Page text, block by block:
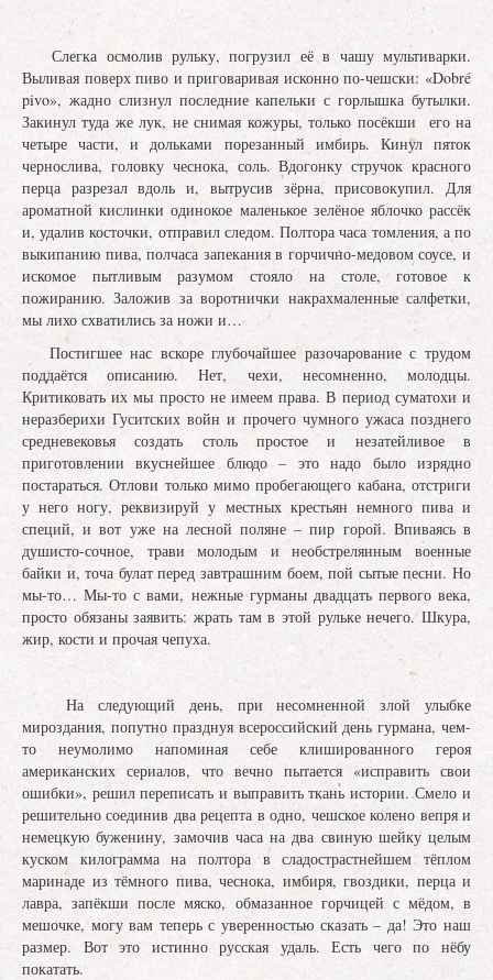
Слегка осмолив рульку, погрузил её в чашу мультиварки.
Выливая поверх пиво и приговаривая исконно по-чешски: «Dobré
pivo», жадно слизнул последние капельки с горлышка бутылки.
Закинул туда же лук, не снимая кожуры, только посёкши его на
четыре части, и дольками порезанный имбирь. Кинул пяток
чернослива, головку чеснока, соль. Вдогонку стручок красного
перца разрезал вдоль и, вытрусив зёрна, присовокупил. Для
ароматной кислинки одинокое маленькое зелёное яблочко рассёк
и, удалив косточки, отправил следом. Полтора часа томления, а по
выкипанию пива, полчаса запекания в горчично-медовом соусе, и
искомое пытливым разумом стояло на столе, готовое к
пожиранию. Заложив за воротнички накрахмаленные салфетки,
мы лихо схватились за ножи и…
Постигшее нас вскоре глубочайшее разочарование с трудом
поддаётся описанию. Нет, чехи, несомненно, молодцы.
Критиковать их мы просто не имеем права. В период суматохи и
неразберихи Гуситских войн и прочего чумного ужаса позднего
средневековья создать столь простое и незатейливое в
приготовлении вкуснейшее блюдо – это надо было изрядно
постараться. Отлови только мимо пробегающего кабана, отстриги
у него ногу, реквизируй у местных крестьян немного пива и
специй, и вот уже на лесной поляне – пир горой. Впиваясь в
душисто-сочное, трави молодым и необстрелянным военные
байки и, точа булат перед завтрашним боем, пой сытые песни. Но
мы-то… Мы-то с вами, нежные гурманы двадцать первого века,
просто обязаны заявить: жрать там в этой рульке нечего. Шкура,
жир, кости и прочая чепуха.
На следующий день, при несомненной злой улыбке
мироздания, попутно празднуя всероссийский день гурмана, чем-
то неумолимо напоминая себе клишированного героя
американских сериалов, что вечно пытается «исправить свои
ошибки», решил переписать и выправить ткань истории. Смело и
решительно соединив два рецепта в одно, чешское колено вепря и
немецкую буженину, замочив часа на два свиную шейку целым
куском килограмма на полтора в сладострастнейшем тёплом
маринаде из тёмного пива, чеснока, имбиря, гвоздики, перца и
лавра, запёкши после мяско, обмазанное горчицей с мёдом, в
мешочке, могу вам теперь с уверенностью сказать – да! Это наш
размер. Вот это истинно русская удаль. Есть чего по нёбу
покатать.